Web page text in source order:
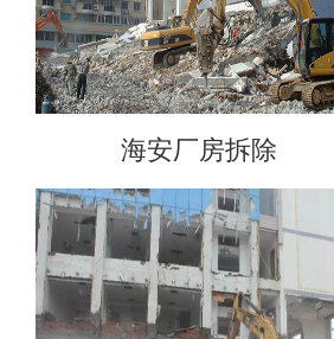
海安厂房拆除